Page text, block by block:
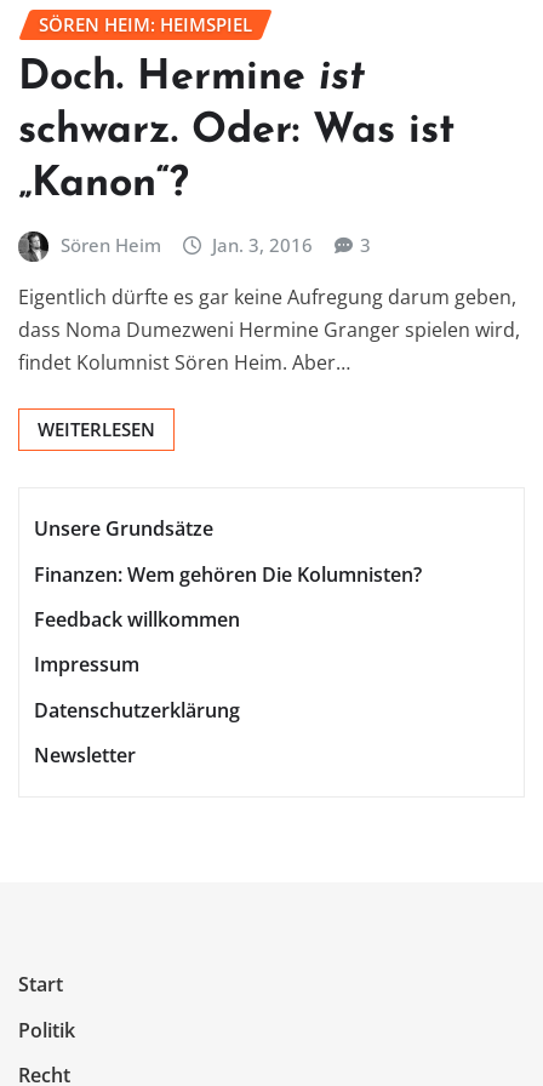
SÖREN HEIM: HEIMSPIEL
Doch. Hermine ist
schwarz. Oder: Was ist
„Kanon“?
Sören Heim Jan. 3, 2016 3
Eigentlich dürfte es gar keine Aufregung darum geben,
dass Noma Dumezweni Hermine Granger spielen wird,
findet Kolumnist Sören Heim. Aber…
WEITERLESEN
Unsere Grundsätze
Finanzen: Wem gehören Die Kolumnisten?
Feedback willkommen
Impressum
Datenschutzerklärung
Newsletter
Start
Politik
Recht